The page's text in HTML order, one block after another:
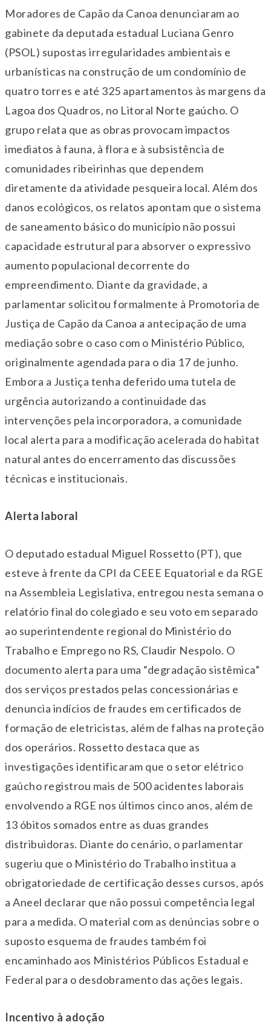
Moradores de Capão da Canoa denunciaram ao
gabinete da deputada estadual Luciana Genro
(PSOL) supostas irregularidades ambientais e
urbanísticas na construção de um condomínio de
quatro torres e até 325 apartamentos às margens da
Lagoa dos Quadros, no Litoral Norte gaúcho. O
grupo relata que as obras provocam impactos
imediatos à fauna, à flora e à subsistência de
comunidades ribeirinhas que dependem
diretamente da atividade pesqueira local. Além dos
danos ecológicos, os relatos apontam que o sistema
de saneamento básico do município não possui
capacidade estrutural para absorver o expressivo
aumento populacional decorrente do
empreendimento. Diante da gravidade, a
parlamentar solicitou formalmente à Promotoria de
Justiça de Capão da Canoa a antecipação de uma
mediação sobre o caso com o Ministério Público,
originalmente agendada para o dia 17 de junho.
Embora a Justiça tenha deferido uma tutela de
urgência autorizando a continuidade das
intervenções pela incorporadora, a comunidade
local alerta para a modificação acelerada do habitat
natural antes do encerramento das discussões
técnicas e institucionais.
Alerta laboral
O deputado estadual Miguel Rossetto (PT), que
esteve à frente da CPI da CEEE Equatorial e da RGE
na Assembleia Legislativa, entregou nesta semana o
relatório final do colegiado e seu voto em separado
ao superintendente regional do Ministério do
Trabalho e Emprego no RS, Claudir Nespolo. O
documento alerta para uma “degradação sistêmica”
dos serviços prestados pelas concessionárias e
denuncia indícios de fraudes em certificados de
formação de eletricistas, além de falhas na proteção
dos operários. Rossetto destaca que as
investigações identificaram que o setor elétrico
gaúcho registrou mais de 500 acidentes laborais
envolvendo a RGE nos últimos cinco anos, além de
13 óbitos somados entre as duas grandes
distribuidoras. Diante do cenário, o parlamentar
sugeriu que o Ministério do Trabalho institua a
obrigatoriedade de certificação desses cursos, após
a Aneel declarar que não possui competência legal
para a medida. O material com as denúncias sobre o
suposto esquema de fraudes também foi
encaminhado aos Ministérios Públicos Estadual e
Federal para o desdobramento das ações legais.
Incentivo à adoção